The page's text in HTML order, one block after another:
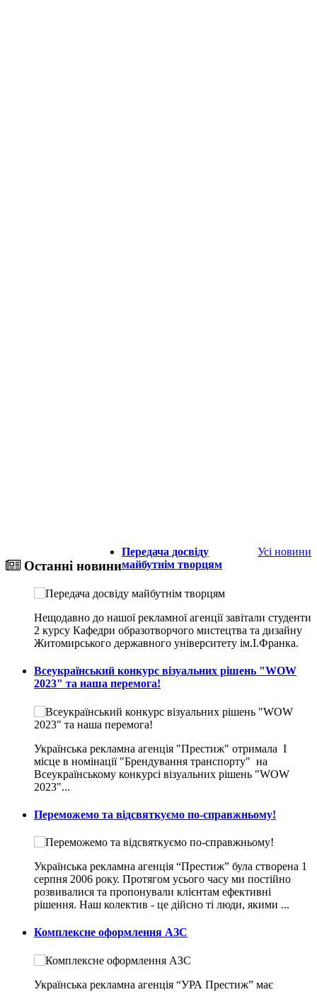
Останні новини
Усі новини
Передача досвіду
майбутнім творцям
Нещодавно до нашої рекламної агенції завітали студенти
2 курсу Кафедри образотворчого мистецтва та дизайну
Житомирського державного університету ім.І.Франка.
Всеукраїнський конкурс візуальних рішень "WOW
2023" та наша перемога!
Українська рекламна агенція "Престиж" отримала I
місце в номінації "Брендування транспорту" на
Всеукраїнському конкурсі візуальних рішень "WOW
2023"...
Переможемо та відсвяткуємо по-справжньому!
Українська рекламна агенція “Престиж” була створена 1
серпня 2006 року. Протягом усього часу ми постійно
розвивалися та пропонували клієнтам ефективні
рішення. Наш колектив - це дійсно ті люди, якими ...
Комплексне оформлення АЗС
Українська рекламна агенція “УРА Престиж” має